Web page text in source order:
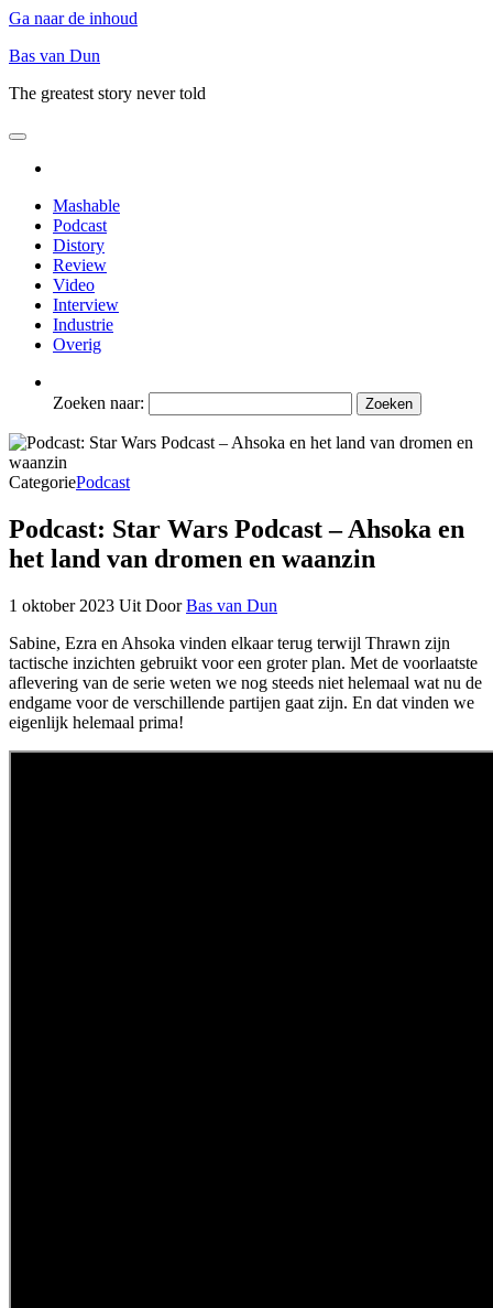
Ga naar de inhoud
Bas van Dun
The greatest story never told
Mashable
Podcast
Distory
Review
Video
Interview
Industrie
Overig
Zoeken naar:
CategoriePodcast
Podcast: Star Wars Podcast – Ahsoka en
het land van dromen en waanzin
1 oktober 2023 Uit Door Bas van Dun
Sabine, Ezra en Ahsoka vinden elkaar terug terwijl Thrawn zijn
tactische inzichten gebruikt voor een groter plan. Met de voorlaatste
aflevering van de serie weten we nog steeds niet helemaal wat nu de
endgame voor de verschillende partijen gaat zijn. En dat vinden we
eigenlijk helemaal prima!